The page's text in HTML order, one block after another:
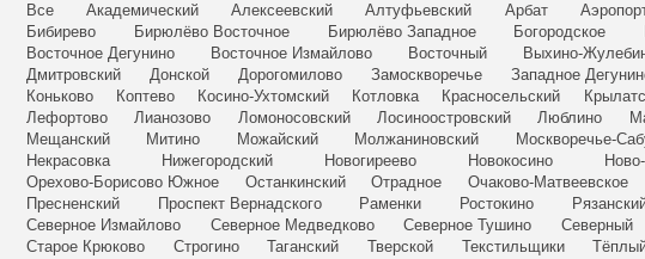
Все Академический Алексеевский Алтуфьевский Арбат
Бибирево
Бирюлёво Восточное Бирюлёво Западное Богородское
Восточное Дегунино
Восточное Измайлово Восточный Выхино-
Дмитровский
Донской Дорогомилово Замоскворечье Западное
Коньково
Коптево Косино-Ухтомский Котловка Красносельский
Лефортово
Лианозово Ломоносовский Лосиноостровский Люблино
Мещанский
Митино Можайский Молжаниновский Москворечье-
Некрасовка
Нижегородский Новогиреево Новокосино
Орехово-Борисово Южное
Останкинский Отрадное Очаково-Матвеевское
Пресненский
Проспект Вернадского Раменки Ростокино
Северное Измайлово
Северное Медведково Северное Тушино Северный
Старое Крюково
Строгино Таганский Тверской Текстильщики